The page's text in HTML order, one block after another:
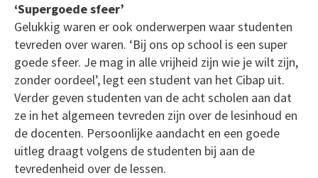
‘Supergoede sfeer’
Gelukkig waren er ook onderwerpen waar studenten
tevreden over waren. ‘Bij ons op school is een super
goede sfeer. Je mag in alle vrijheid zijn wie je wilt zijn,
zonder oordeel’, legt een student van het Cibap uit.
Verder geven studenten van de acht scholen aan dat
ze in het algemeen tevreden zijn over de lesinhoud en
de docenten. Persoonlijke aandacht en een goede
uitleg draagt volgens de studenten bij aan de
tevredenheid over de lessen.